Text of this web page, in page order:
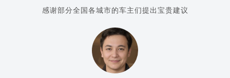
感谢部分全国各城市的车主们提出宝贵建议